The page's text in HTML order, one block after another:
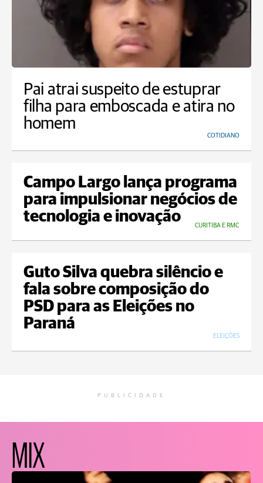
Pai atrai suspeito de estuprar
filha para emboscada e atira no
homem
COTIDIANO
Campo Largo lança programa
para impulsionar negócios de
tecnologia e inovação
CURITIBA E RMC
Guto Silva quebra silêncio e
fala sobre composição do
PSD para as Eleições no
Paraná
ELEIÇÕES
PUBLICIDADE
MIX